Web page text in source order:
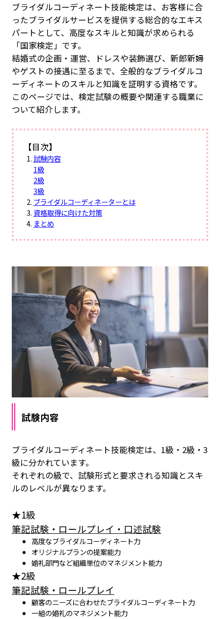
ブライダルコーディネート技能検定は、お客様に合
ったブライダルサービスを提供する総合的なエキス
パートとして、高度なスキルと知識が求められる
「国家検定」 です。
結婚式の企画・運営、ドレスや装飾選び、新郎新婦
やゲストの接遇に至るまで、全般的なブライダルコ
ーディネートのスキルと知識を証明する資格です。
このページでは、検定試験の概要や関連する職業に
ついて紹介します。
【目次】
試験内容
1級
2級
3級
ブライダルコーディネーターとは
資格取得に向けた対策
まとめ
試験内容
ブライダルコーディネート技能検定は、1級・2級・3
級に分かれています。
それぞれの級で、試験形式と要求される知識とスキ
ルのレベルが異なります。
★1級
筆記試験・ロールプレイ・口述試験
高度なブライダルコーディネート力
オリジナルプランの提案能力
婚礼部門など組織単位のマネジメント能力
★2級
筆記試験・ロールプレイ
顧客のニーズに合わせたブライダルコーディネート力
一組の婚礼のマネジメント能力